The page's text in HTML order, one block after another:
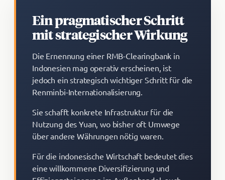
Ein pragmatischer Schritt
mit strategischer Wirkung
Die Ernennung einer RMB-Clearingbank in
Indonesien mag operativ erscheinen, ist
jedoch ein strategisch wichtiger Schritt für die
Renminbi-Internationalisierung.
Sie schafft konkrete Infrastruktur für die
Nutzung des Yuan, wo bisher oft Umwege
über andere Währungen nötig waren.
Für die indonesische Wirtschaft bedeutet dies
eine willkommene Diversifizierung und